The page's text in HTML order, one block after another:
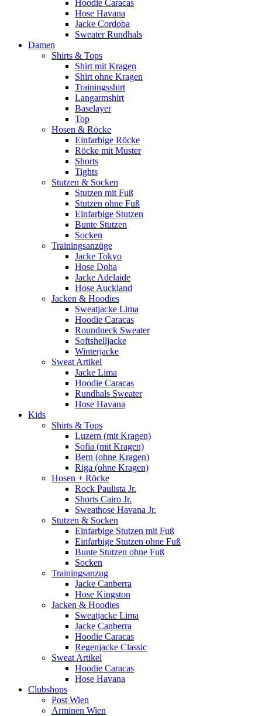
Hoodie Caracas
Hose Havana
Jacke Cordoba
Sweater Rundhals
Damen
Shirts & Tops
Shirt mit Kragen
Shirt ohne Kragen
Trainingsshirt
Langarmshirt
Baselayer
Top
Hosen & Röcke
Einfarbige Röcke
Röcke mit Muster
Shorts
Tights
Stutzen & Socken
Stutzen mit Fuß
Stutzen ohne Fuß
Einfarbige Stutzen
Bunte Stutzen
Socken
Trainingsanzüge
Jacke Tokyo
Hose Doha
Jacke Adelaide
Hose Auckland
Jacken & Hoodies
Sweatjacke Lima
Hoodie Caracas
Roundneck Sweater
Softshelljacke
Winterjacke
Sweat Artikel
Jacke Lima
Hoodie Caracas
Rundhals Sweater
Hose Havana
Kids
Shirts & Tops
Luzern (mit Kragen)
Sofia (mit Kragen)
Bern (ohne Kragen)
Riga (ohne Kragen)
Hosen + Röcke
Rock Paulista Jr.
Shorts Cairo Jr.
Sweathose Havana Jr.
Stutzen & Socken
Einfarbige Stutzen mit Fuß
Einfarbige Stutzen ohne Fuß
Bunte Stutzen ohne Fuß
Socken
Trainingsanzug
Jacke Canberra
Hose Kingston
Jacken & Hoodies
Sweatjacke Lima
Jacke Canberra
Hoodie Caracas
Regenjacke Classic
Sweat Artikel
Hoodie Caracas
Hose Havana
Clubshops
Post Wien
Arminen Wien